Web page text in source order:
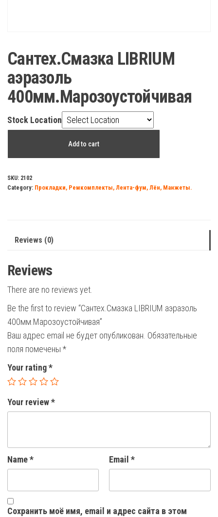
Сантех.Смазка LIBRIUM
аэразоль
400мм.Марозоустойчивая
Stock Location
400мм.Марозоустойчивая
quantity
Add to cart
SKU: 2102
Category: Прокладки, Ремкомплекты, Лента-фум, Лён, Манжеты.
Reviews (0)
Reviews
There are no reviews yet.
Be the first to review “Сантех.Смазка LIBRIUM аэразоль
400мм.Марозоустойчивая”
Ваш адрес email не будет опубликован. Обязательные
поля помечены *
Your rating*
Your review*
Name* Email *
Сохранить моё имя, email и адрес сайта в этом